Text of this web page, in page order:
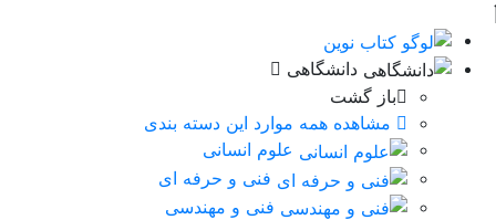
دانشگاهی
باز گشت
مشاهده همه موارد این دسته بندی
علوم انسانی
فنی و حرفه ای
فنی و مهندسی